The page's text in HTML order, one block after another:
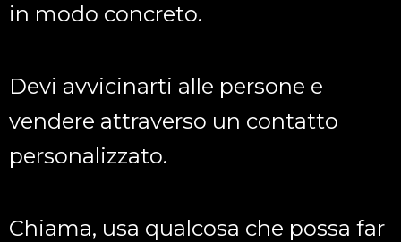
in modo concreto.
Devi avvicinarti alle persone e
vendere attraverso un contatto
personalizzato.
Chiama, usa qualcosa che possa far